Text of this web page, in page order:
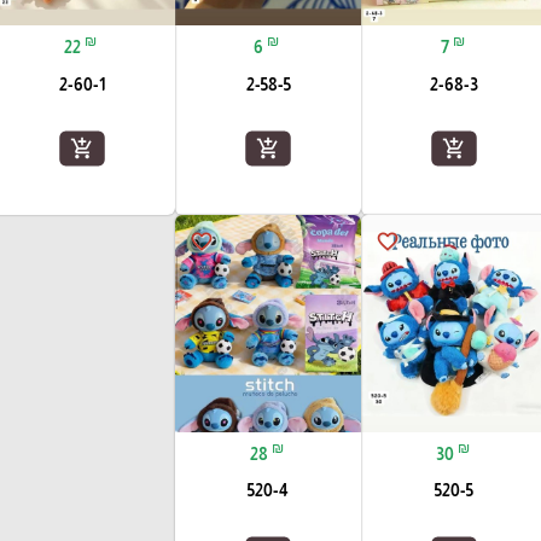
7 ₪
2-68-3
add_shopping_cart
6 ₪
2-58-5
add_shopping_cart
22 ₪
2-60-1
add_shopping_cart
favorite_border
30 ₪
520-5
favorite_border
28 ₪
520-4